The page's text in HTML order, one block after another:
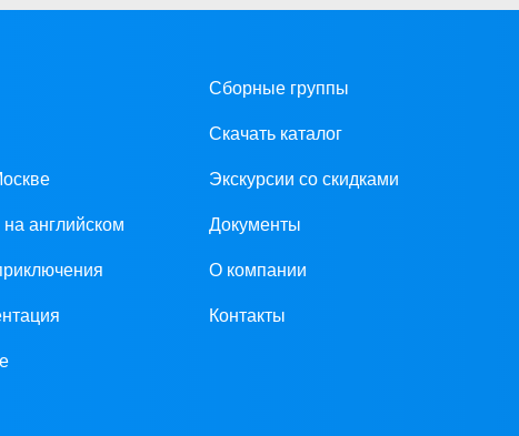
на английском
Сборные группы
Скачать каталог
Экскурсии со скидками
Документы
О компании
Контакты